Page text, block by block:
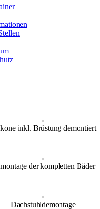
inkl. Brüstung demontiert
der kompletten Bäder
Dachstuhldemontage